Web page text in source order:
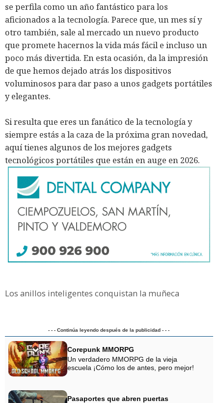
se perfila como un año fantástico para los
aficionados a la tecnología. Parece que, un mes sí y
otro también, sale al mercado un nuevo producto
que promete hacernos la vida más fácil e incluso un
poco más divertida. En esta ocasión, da la impresión
de que hemos dejado atrás los dispositivos
voluminosos para dar paso a unos gadgets portátiles
y elegantes.
Si resulta que eres un fanático de la tecnología y
siempre estás a la caza de la próxima gran novedad,
aquí tienes algunos de los mejores gadgets
tecnológicos portátiles que están en auge en 2026.
Los anillos inteligentes conquistan la muñeca
- - - Continúa leyendo después de la publicidad - - -
Corepunk MMORPG
Un verdadero MMORPG de la vieja
escuela ¡Cómo los de antes, pero mejor!
Pasaportes que abren puertas